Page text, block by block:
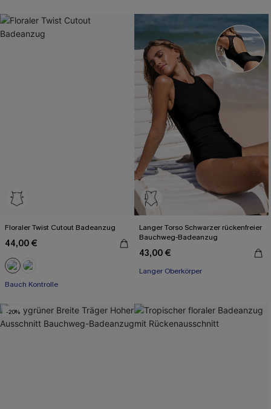
Floraler Twist Cutout Badeanzug
44,00 €
Bauch Kontrolle
Langer Torso Schwarzer rückenfreier
Bauchweg-Badeanzug
43,00 €
Langer Oberkörper
-20%